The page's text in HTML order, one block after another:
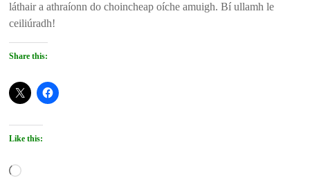
láthair a athraíonn do choincheap oíche amuigh. Bí ullamh le
ceiliúradh!
Share this:
Like this:
Loading…